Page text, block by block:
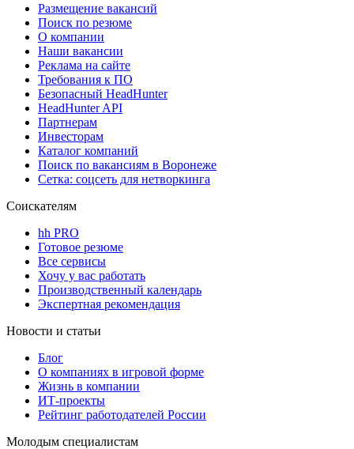
Размещение вакансий
Поиск по резюме
О компании
Наши вакансии
Реклама на сайте
Требования к ПО
Безопасный HeadHunter
HeadHunter API
Партнерам
Инвесторам
Каталог компаний
Поиск по вакансиям в Воронеже
Сетка: соцсеть для нетворкинга
Соискателям
hh PRO
Готовое резюме
Все сервисы
Хочу у вас работать
Производственный календарь
Экспертная рекомендация
Новости и статьи
Блог
О компаниях в игровой форме
Жизнь в компании
ИТ-проекты
Рейтинг работодателей России
Молодым специалистам